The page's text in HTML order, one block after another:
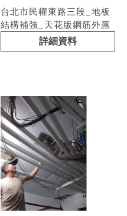
台北市民權東路三段_地板
結構補強_天花版鋼筋外露
詳細資料